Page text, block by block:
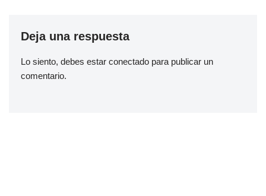
Deja una respuesta
Lo siento, debes estar conectado para publicar un
comentario.